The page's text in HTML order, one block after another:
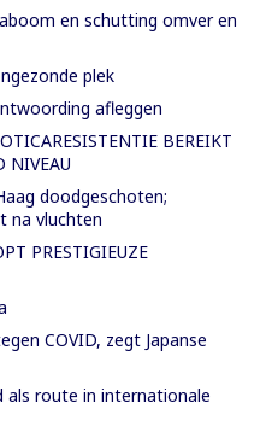
en schutting omver en
plek
afleggen
BEREIKT
NIVEAU
doodgeschoten;
na vluchten
PRESTIGIEUZE
COVID, zegt Japanse
als route in internationale